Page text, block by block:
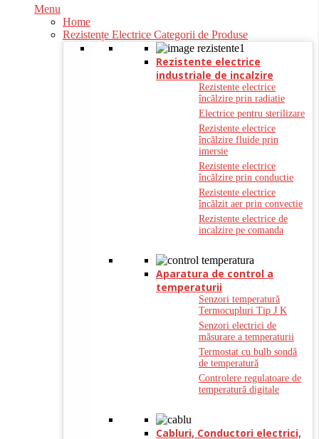
Menu
Home
Rezistențe Electrice Categorii de Produse
Rezistente electrice
industriale de incalzire
Rezistente electrice
încălzire prin radiatie
Electrice pentru sterilizare
Rezistente electrice
încălzire fluide prin
imersie
Rezistente electrice
încălzire prin conductie
Rezistente electrice
încălzit aer prin convectie
Rezistente electrice de
incalzire pe comanda
Aparatura de control a
temperaturii
Senzori temperatură
Termocupluri Tip J K
Senzori electrici de
măsurare a temperaturii
Termostat cu bulb sondă
de temperatură
Controlere regulatoare de
temperatură digitale
Cabluri, Conductori electrici,